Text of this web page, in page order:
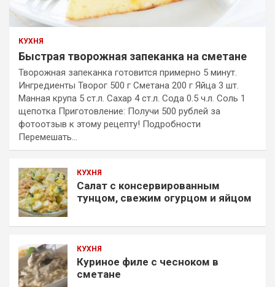
КУХНЯ
Быстрая творожная запеканка на сметане
Творожная запеканка готовится примерно 5 минут.
Ингредиенты Творог 500 г Сметана 200 г Яйца 3 шт.
Манная крупа 5 ст.л. Сахар 4 ст.л. Сода 0.5 ч.л. Соль 1
щепотка Приготовление: Получи 500 рублей за
фотоотзыв к этому рецепту! Подробности
Перемешать…
КУХНЯ
Салат с консервированным
тунцом, свежим огурцом и яйцом
КУХНЯ
Куриное филе с чесноком в
сметане